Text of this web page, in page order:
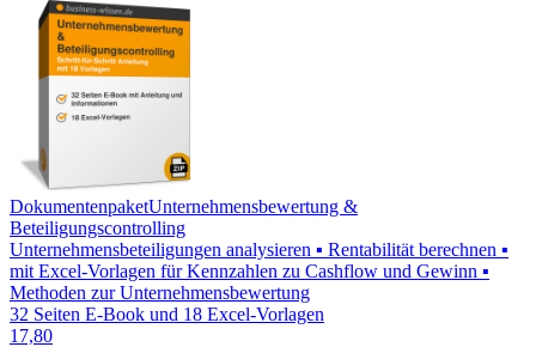
DokumentenpaketUnternehmensbewertung &
Beteiligungscontrolling
Unternehmensbeteiligungen analysieren ▪ Rentabilität berechnen ▪
mit Excel-Vorlagen für Kennzahlen zu Cashflow und Gewinn ▪
Methoden zur Unternehmensbewertung
32 Seiten E-Book und 18 Excel-Vorlagen
17,80